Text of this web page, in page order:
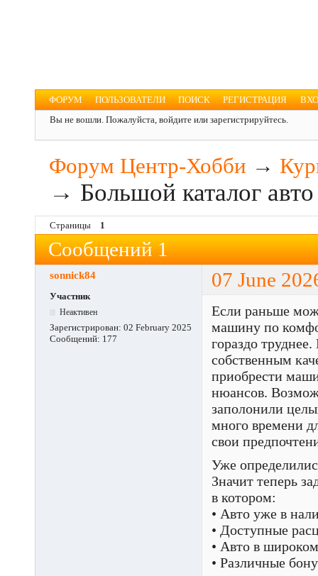
ФОРУМ ПОЛЬЗОВАТЕЛИ ПОИСК РЕГИСТРАЦИЯ
Вы не вошли. Пожалуйста, войдите или зарегистрируйтесь.
Форум Центр-Хобби →
→ Большой каталог
Страницы 1
Сообщений 1
sonnick84 07 June
Участник
Неактивен
Зарегистрирован: 02 February 2025
Сообщений: 177
Если раньше
машину по
гораздо
собственным
приобрести
нюансов.
заполонили
много времени
свои
Уже
Значит теперь
в котором:
• Авто уже в
• Доступные
• Авто в
• Различные